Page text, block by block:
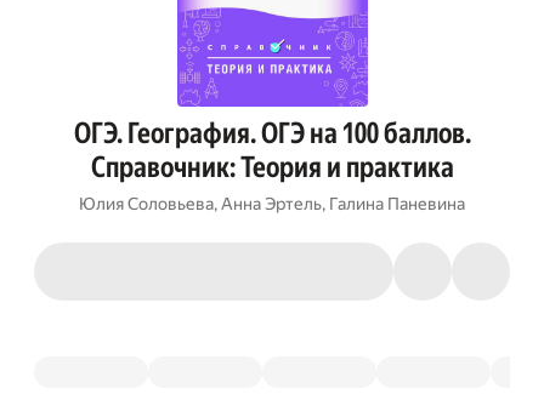
ОГЭ. География. ОГЭ на 100 баллов.
Справочник: Теория и практика
Юлия Соловьева,Анна Эртель, Галина Паневина